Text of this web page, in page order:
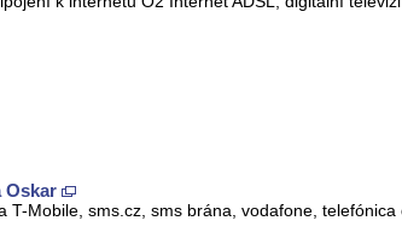
Oskar
Mobile, sms.cz, sms brána, vodafone, telefónica